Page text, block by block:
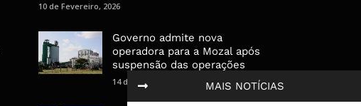
MAIS NOTÍCIAS
10 de Fevereiro, 2026
Governo admite nova
operadora para a Mozal após
suspensão das operações
14 de Março, 2026